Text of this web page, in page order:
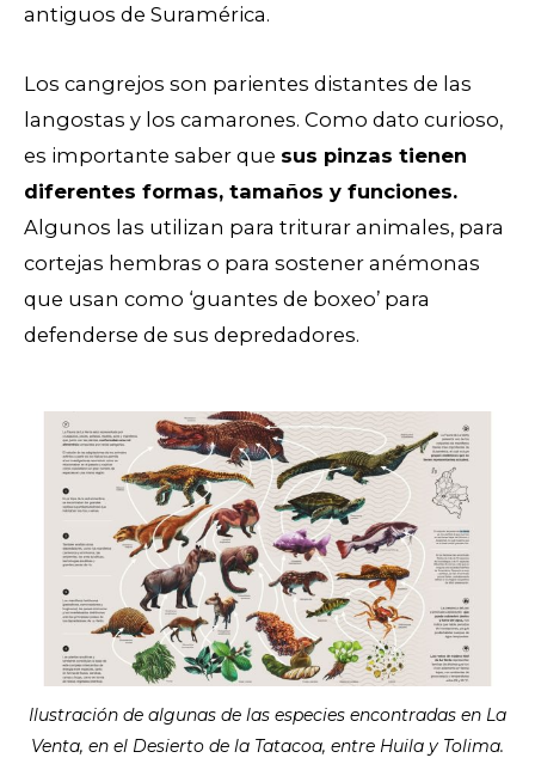
antiguos de Suramérica.
Los cangrejos son parientes distantes de las
langostas y los camarones. Como dato curioso,
es importante saber que sus pinzas tienen
diferentes formas, tamaños y funciones.
Algunos las utilizan para triturar animales, para
cortejas hembras o para sostener anémonas
que usan como ‘guantes de boxeo’ para
defenderse de sus depredadores.
Ilustración de algunas de las especies encontradas en La
Venta, en el Desierto de la Tatacoa, entre Huila y Tolima.